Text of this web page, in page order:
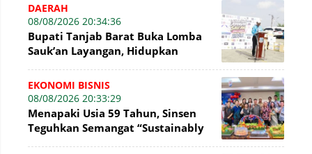
DAERAH
08/08/2026 20:34:36
Bupati Tanjab Barat Buka Lomba
Sauk’an Layangan, Hidupkan
WFC ?
EKONOMI BISNIS
08/08/2026 20:33:29
Menapaki Usia 59 Tahun, Sinsen
Teguhkan Semangat “Sustainably